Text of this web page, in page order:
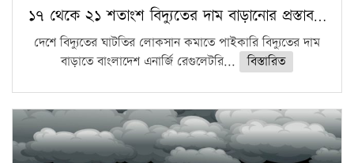
১৭ থেকে ২১ শতাংশ বিদ্যুতের দাম বাড়ানোর প্রস্তাব…
দেশে বিদ্যুতের ঘাটতির লোকসান কমাতে পাইকারি বিদ্যুতের দাম
বাড়াতে বাংলাদেশ এনার্জি রেগুলেটরি...
বিস্তারিত